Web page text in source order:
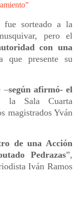
fue sorteado a la
pero el
con una
que presente su
–según afirmó- el
la Sala Cuarta
magistrados Yván
de una Acción
Pedrazas”,
Iván Ramos